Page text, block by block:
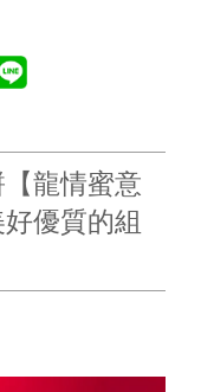
龍情蜜意
優質的組